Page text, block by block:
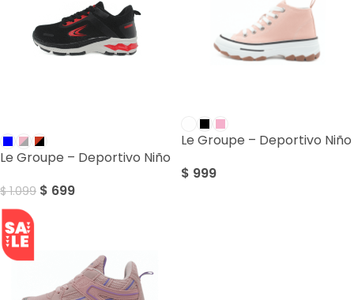
Le Groupe – Deportivo Niño
$1.099 $ 699
Le Groupe – Deportivo Niño
$ 999